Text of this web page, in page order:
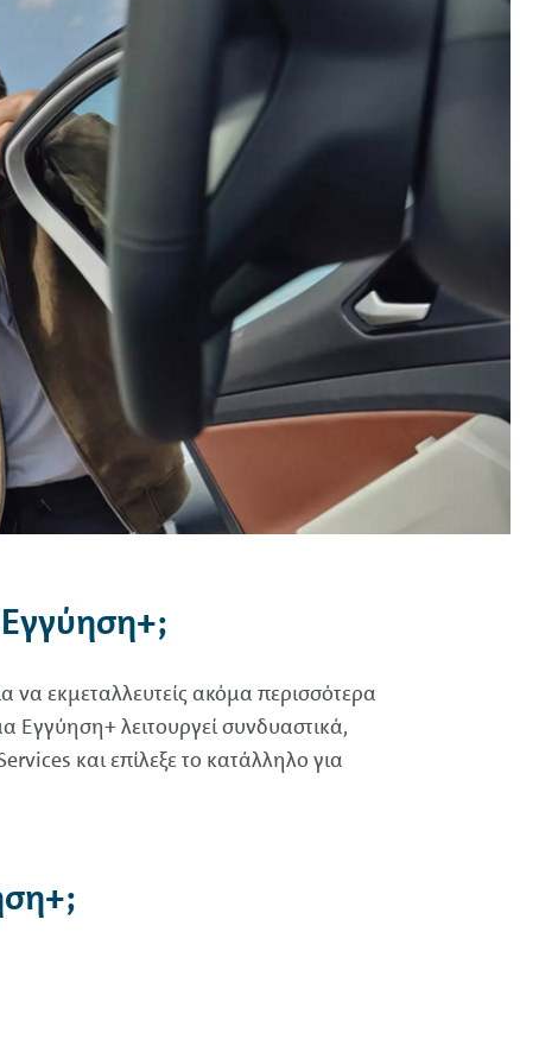
να εκμεταλλευτείς ακόμα περισσότερα
λειτουργεί συνδυαστικά,
και επίλεξε το κατάλληλο για